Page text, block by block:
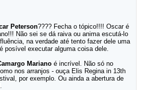
Peterson???? Fecha o tópico!!!! Oscar é
Não sei se dá raiva ou anima escutá-lo
na verdade até tento fazer dele uma
posível executar alguma coisa dele.
Marianoé incrível. Não só no
nos arranjos - ouça Elis Regina in 13th
por exemplo. Ou ainda a abertura de